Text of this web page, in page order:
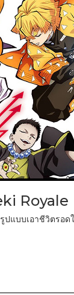
Royale
ปแบบเอาชีวิตรอด